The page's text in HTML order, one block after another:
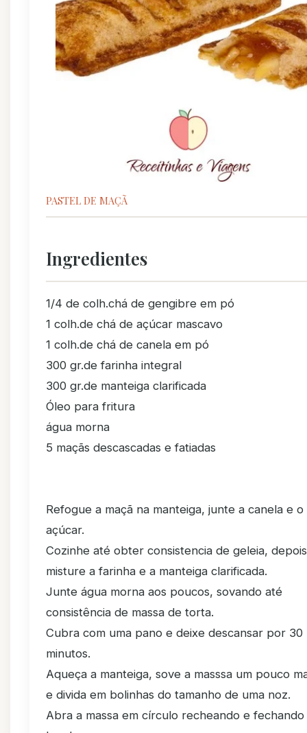
PASTEL DE MAÇÃ
Ingredientes
1/4 de colh.chá de gengibre em pó
1 colh.de chá de açúcar mascavo
1 colh.de chá de canela em pó
300 gr.de farinha integral
300 gr.de manteiga clarificada
Óleo para fritura
água morna
5 maçãs descascadas e fatiadas
Refogue a maçã na manteiga, junte a canela e o
açúcar.
Cozinhe até obter consistencia de geleia, depois
misture a farinha e a manteiga clarificada.
Junte água morna aos poucos, sovando até
consistência de massa de torta.
Cubra com uma pano e deixe descansar por 30
minutos.
Aqueça a manteiga, sove a masssa um pouco
e divida em bolinhas do tamanho de uma noz.
Abra a massa em círculo recheando e fechando